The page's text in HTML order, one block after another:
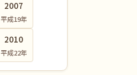
2007
平成19年
2010
平成22年